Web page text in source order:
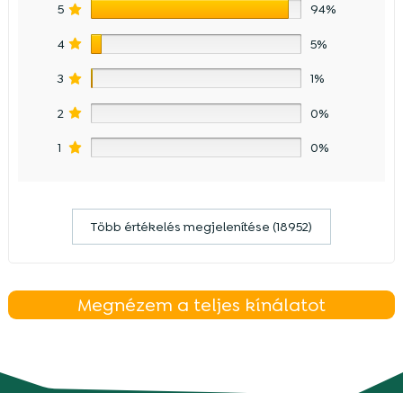
5 94%
4 5%
3 1%
2 0%
1 0%
Több értékelés megjelenítése (18952)
Megnézem a teljes kínálatot